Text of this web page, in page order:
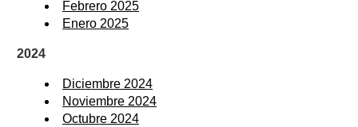
Febrero 2025
Enero 2025
2024
Diciembre 2024
Noviembre 2024
Octubre 2024